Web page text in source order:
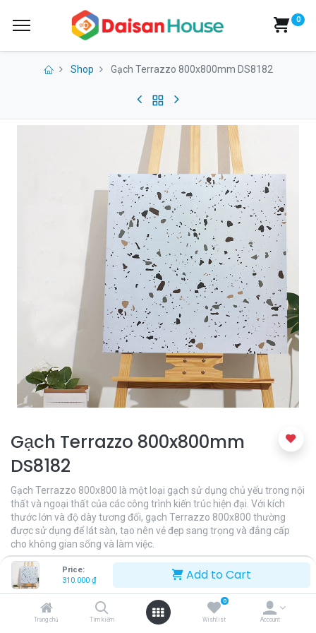
Price:
310.000 ₫ Add to Cart
Trang chủ Tìm kiếm
0
Wishlist Account
0
Shop Gạch Terrazzo 800x800mm DS8182
Gạch Terrazzo 800x800mm
DS8182
Gạch Terrazzo 800x800 là một loại gạch sử dụng chủ yếu trong nội
thất và ngoại thất của các công trình kiến trúc hiện đại. Với kích
thước lớn và độ dày tương đối, gạch Terrazzo 800x800 thường
được sử dụng để lát sàn, tạo nên vẻ đẹp sang trọng và đẳng cấp
cho không gian sống và làm việc.
310.000₫